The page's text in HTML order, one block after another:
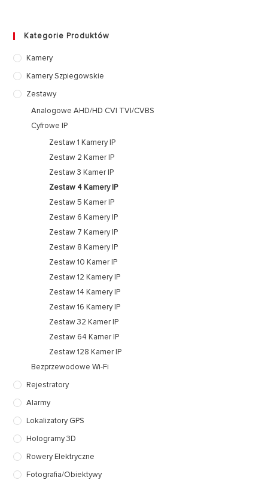
Kategorie Produktów
Kamery
Kamery Szpiegowskie
Zestawy
Analogowe AHD/HD CVI TVI/CVBS
Cyfrowe IP
Zestaw 1 Kamery IP
Zestaw 2 Kamer IP
Zestaw 3 Kamer IP
Zestaw 4 Kamery IP
Zestaw 5 Kamer IP
Zestaw 6 Kamery IP
Zestaw 7 Kamery IP
Zestaw 8 Kamery IP
Zestaw 10 Kamer IP
Zestaw 12 Kamery IP
Zestaw 14 Kamery IP
Zestaw 16 Kamery IP
Zestaw 32 Kamer IP
Zestaw 64 Kamer IP
Zestaw 128 Kamer IP
Bezprzewodowe Wi-Fi
Rejestratory
Alarmy
Lokalizatory GPS
Hologramy 3D
Rowery Elektryczne
Fotografia/Obiektywy